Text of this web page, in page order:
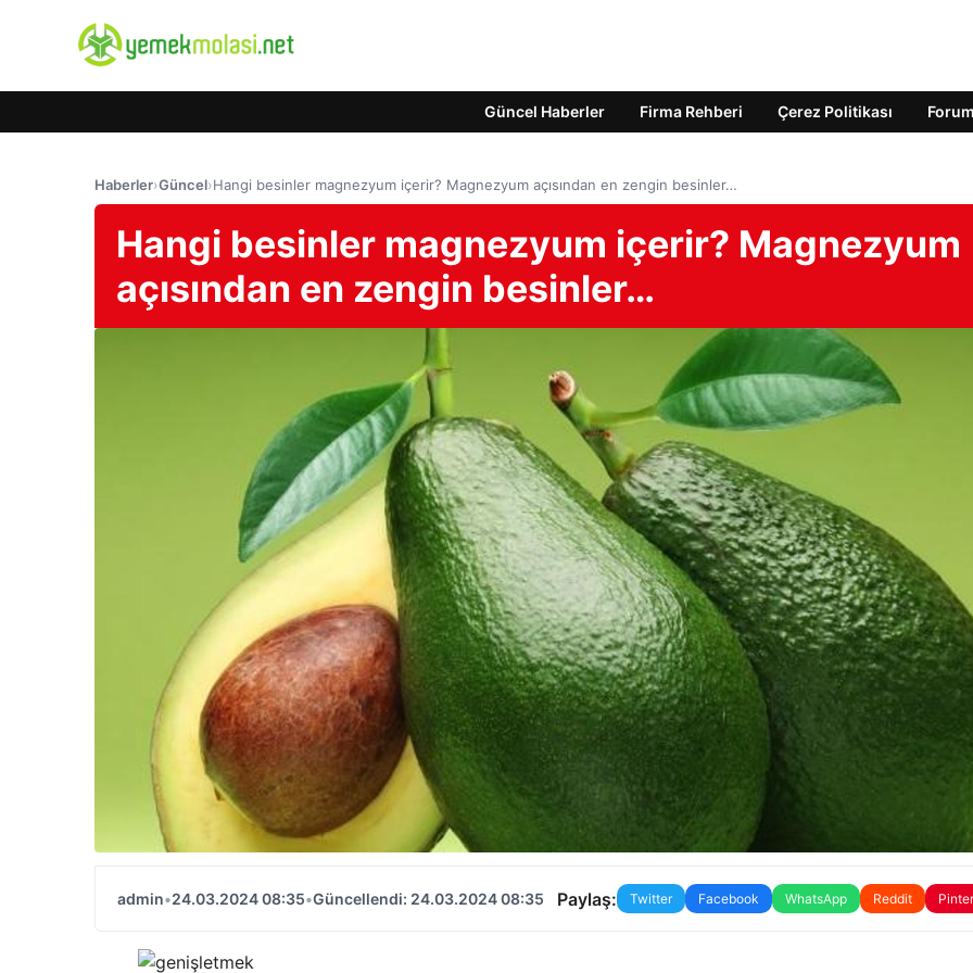
Güncel Haberler Firma Rehberi Çerez Politikası Forum
Haberler›Güncel›Hangi besinler magnezyum içerir? Magnezyum açısından en zengin besinler…
Hangi besinler magnezyum içerir? Magnezyum
açısından en zengin besinler…
admin•24.03.2024 08:35•Güncellendi: 24.03.2024 08:35 Paylaş: Twitter Facebook WhatsApp Reddit